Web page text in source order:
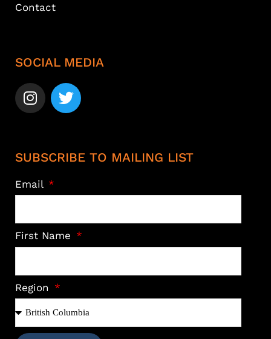
Contact
SOCIAL MEDIA
SUBSCRIBE TO MAILING LIST
Email
First Name
Region